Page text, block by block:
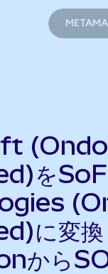
(Ondo
を
に変換
から